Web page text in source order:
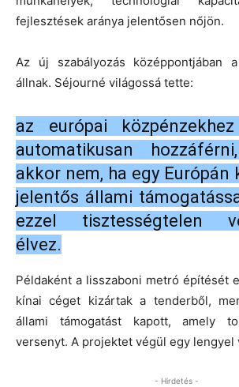
fejlesztések aránya jelentősen nőjön.
Az új szabályozás középpontjában
állnak. Séjourné világossá tette:
az európai
automatikusan
akkor nem, ha egy Európán
jelentős állami
ezzel tisztességtelen
élvez.
Példaként a lisszaboni metró építését
kínai céget kizártak a tenderből,
állami támogatást kapott, amely
versenyt. A projektet végül egy lengyel
- Hirdetés -